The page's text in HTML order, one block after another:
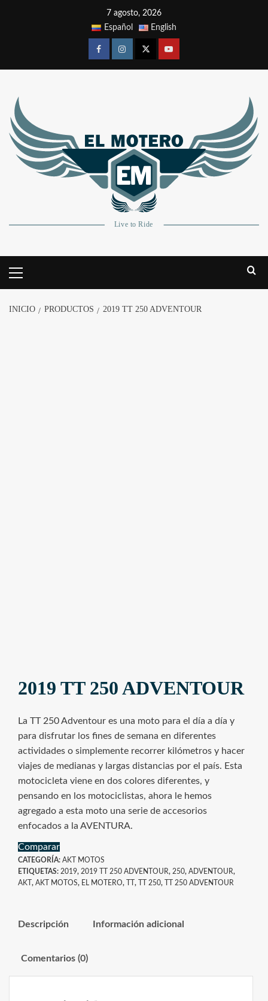
7 agosto, 2026
Español
English
INICIO PRODUCTOS 2019 TT 250 ADVENTOUR
2019 TT 250 ADVENTOUR
La TT 250 Adventour es una moto para el día a día y
para disfrutar los fines de semana en diferentes
actividades o simplemente recorrer kilómetros y hacer
viajes de medianas y largas distancias por el país. Esta
motocicleta viene en dos colores diferentes, y
pensando en los motociclistas, ahora le hemos
agregado a esta moto una serie de accesorios
enfocados a la AVENTURA.
Comparar
CATEGORÍA: AKT MOTOS
ETIQUETAS: 2019, 2019 TT 250 ADVENTOUR, 250, ADVENTOUR,
AKT , AKT MOTOS, EL MOTERO, , TT 250, TT 250 ADVENTOUR
Descripción Información adicional
Comentarios (0)